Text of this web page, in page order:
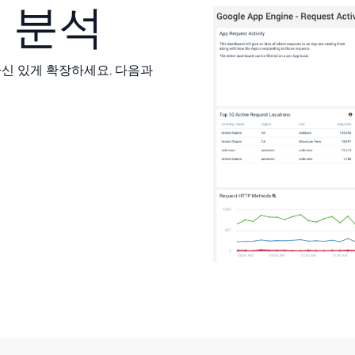
석
있게 확장하세요. 다음과